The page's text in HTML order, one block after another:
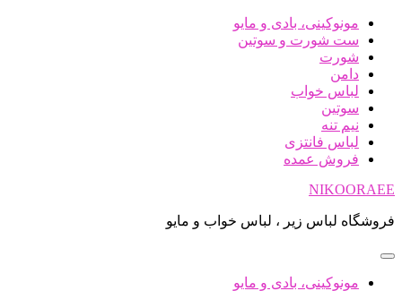
پرش
محتوا
مونوکینی، بادی و مایو
ست شورت و سوتین
شورت
دامن
لباس خواب
سوتین
نیم تنه
لباس فانتزی
فروش عمده
NIKOORAEE
فروشگاه لباس زیر ، لباس خواب و مایو
مونوکینی، بادی و مایو